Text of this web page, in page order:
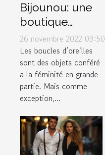
Bijounou: une
boutique
ouverte pour
les boucles
d'oreilles en
acier
inoxydable
26 novembre 2022 03:50
Les boucles d’oreilles
sont des objets conféré
a la féminité en grande
partie. Mais comme
exception,...